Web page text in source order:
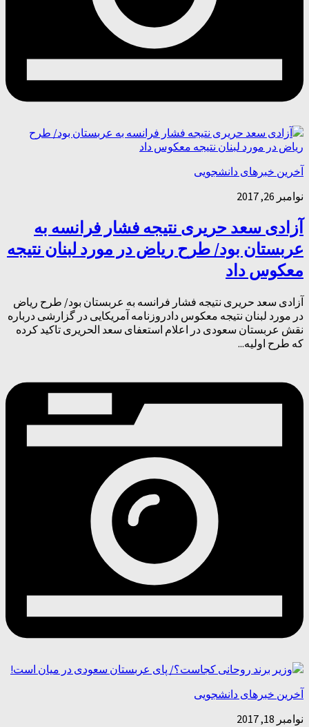
آخرین خبرهای دانشجویی
نوامبر 26, 2017
آزادی سعد حریری نتیجه فشار فرانسه به
عربستان بود/ طرح ریاض در مورد لبنان نتیجه
معکوس داد
آزادی سعد حریری نتیجه فشار فرانسه به عربستان بود/ طرح ریاض
در مورد لبنان نتیجه معکوس دادروزنامه آمریکایی در گزارشی درباره
نقش عربستان سعودی در اعلام استعفای سعد الحریری تاکید کرده
که طرح اولیه...
آخرین خبرهای دانشجویی
نوامبر 18, 2017